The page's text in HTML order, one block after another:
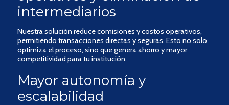
intermediarios
Nuestra solución reduce comisiones y costos operativos,
permitiendo transacciones directas y seguras. Esto no solo
optimiza el proceso, sino que genera ahorro y mayor
competitividad para tu institución.
Mayor autonomía y
escalabilidad